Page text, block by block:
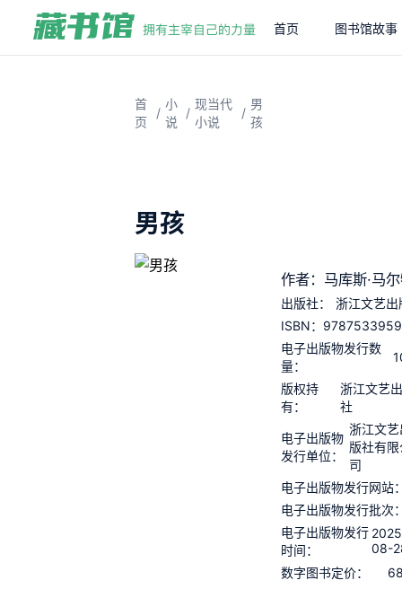
首页 图书馆故事
首
页
/
小
说
/
现当代
小说
/
男
孩
男孩
作者：马库斯·马
出版社：
浙江文艺出
ISBN：
电子出版物发行数
量：
版权持
有：
浙江文艺
社
电子出版物
发行单位：
浙江文艺
版社有限
司
电子出版物发行网站
电子出版物发行批次
电子出版物发行
时间：
08-
数字图书定价：